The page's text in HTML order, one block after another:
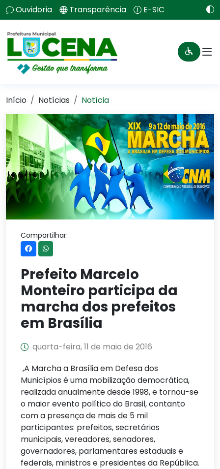
Ouvidoria Transparência E-SIC
Início Notícias Notícia
Compartilhar:
Prefeito Marcelo
Monteiro participa da
marcha dos prefeitos
em Brasília
quarta-feira, 11 de maio de 2016
,A Marcha a Brasília em Defesa dos
Municípios é uma mobilização democrática,
realizada anualmente desde 1998, e tornou-se
o maior evento político do Brasil, contanto
com a presença de mais de 5 mil
participantes: prefeitos, secretários
municipais, vereadores, senadores,
governadores, parlamentares estaduais e
federais, ministros e presidentes da República.